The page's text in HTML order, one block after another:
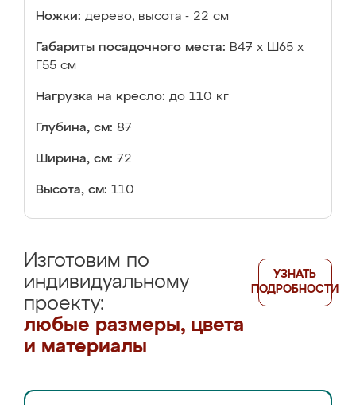
Ножки: дерево, высота - 22 см
Габариты посадочного места: В47 х Ш65 х
Г55 см
Нагрузка на кресло: до 110 кг
Глубина, см: 87
Ширина, см: 72
Высота, см: 110
Изготовим по
индивидуальному
проекту:
любые размеры, цвета
и материалы
УЗНАТЬ
ПОДРОБНОСТИ